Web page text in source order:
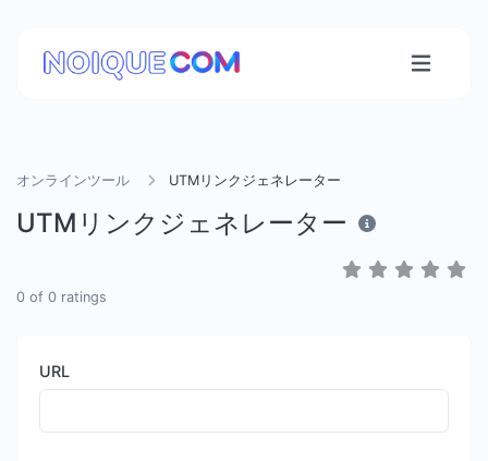
オンラインツール UTMリンクジェネレーター
UTMリンクジェネレーター
0 of 0 ratings
URL